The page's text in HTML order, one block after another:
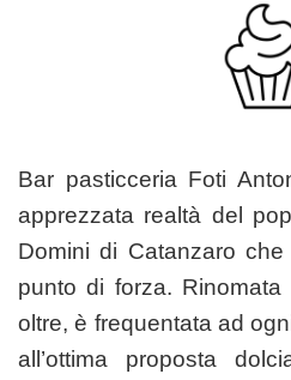
Bar pasticceria Foti
apprezzata realtà del
Domini di Catanzaro
punto di forza.
oltre, è frequentata ad
all’ottima proposta